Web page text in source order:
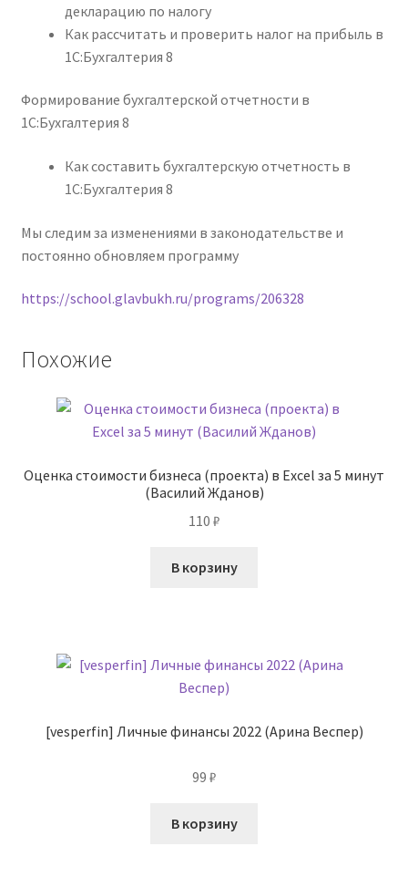
декларацию по налогу
Как рассчитать и проверить налог на прибыль в
1С:Бухгалтерия 8
Формирование бухгалтерской отчетности в
1С:Бухгалтерия 8
Как составить бухгалтерскую отчетность в
1С:Бухгалтерия 8
Мы следим за изменениями в законодательстве и
постоянно обновляем программу
https://school.glavbukh.ru/programs/206328
Похожие
Оценка стоимости бизнеса (проекта) в Excel за 5 минут
(Василий Жданов)
110 ₽
В корзину
[vesperfin] Личные финансы 2022 (Арина Веспер)
99 ₽
В корзину